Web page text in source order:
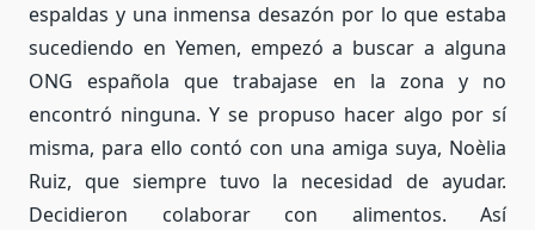
espaldas y una inmensa desazón por lo que estaba
sucediendo en Yemen, empezó a buscar a alguna
ONG española que trabajase en la zona y no
encontró ninguna. Y se propuso hacer algo por sí
misma, para ello contó con una amiga suya, Noèlia
Ruiz, que siempre tuvo la necesidad de ayudar.
Decidieron colaborar con alimentos. Así